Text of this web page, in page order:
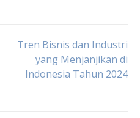
Tren Bisnis dan Industri
yang Menjanjikan di
Indonesia Tahun 2024